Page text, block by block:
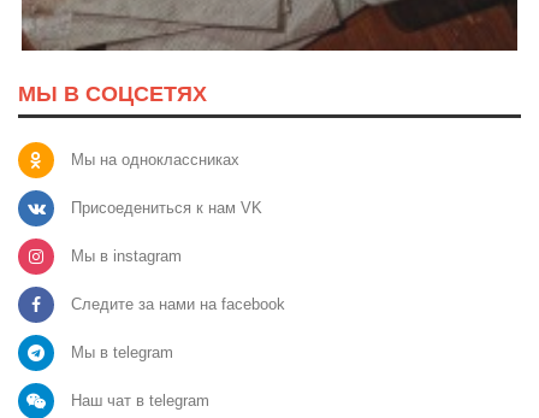
МЫ В СОЦСЕТЯХ
Мы на одноклассниках
Присоедениться к нам VK
Мы в instagram
Следите за нами на facebook
Мы в telegram
Наш чат в telegram